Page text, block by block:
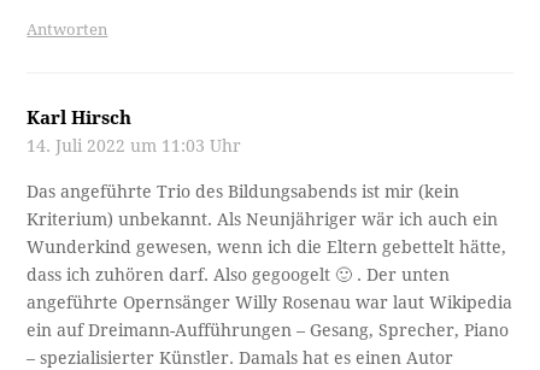
Antworten
Karl Hirsch
14. Juli 2022 um 11:03 Uhr
Das angeführte Trio des Bildungsabends ist mir (kein
Kriterium) unbekannt. Als Neunjähriger wär ich auch ein
Wunderkind gewesen, wenn ich die Eltern gebettelt hätte,
dass ich zuhören darf. Also gegoogelt 🙂 . Der unten
angeführte Opernsänger Willy Rosenau war laut Wikipedia
ein auf Dreimann-Aufführungen – Gesang, Sprecher, Piano
– spezialisierter Künstler. Damals hat es einen Autor